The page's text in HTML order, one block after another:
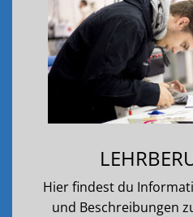
Hier findest du
und Beschreibungen